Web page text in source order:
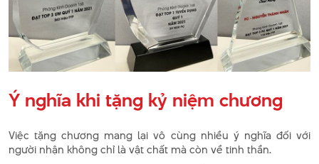
Ý nghĩa khi tặng kỷ niệm chương
Việc tặng chương mang lại vô cùng nhiều ý nghĩa đối với
người nhận không chỉ là vật chất mà còn về tinh thần.